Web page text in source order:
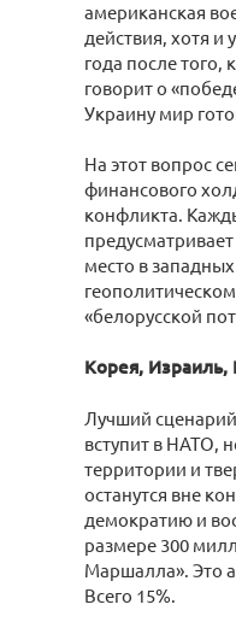
американская
действия, хотя
года после
говорит о
Украину мир
На этот вопрос
финансового
конфликта.
место в
«белорусской
Корея, Израиль,
Лучший
вступит в НАТО,
территории и
останутся вне
демократию и
размере 300
Маршалла». Это
Всего 15%.